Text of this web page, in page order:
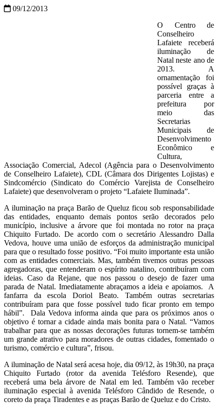
09/12/2013
O Centro de
Conselheiro
Lafaiete receberá
iluminação de
Natal neste ano de
2013. A
ornamentação foi
possível graças à
parceria entre a
prefeitura por
meio das
Secretarias
Municipais de
Desenvolvimento
Econômico e
Cultura,
Associação Comercial, Adecol (Agência para o Desenvolvimento
de Conselheiro Lafaiete), CDL (Câmara dos Dirigentes Lojistas) e
Sindcomércio (Sindicato do Comércio Varejista de Conselheiro
Lafaiete) que desenvolveram o projeto “Lafaiete Iluminada”.
A iluminação na praça Barão de Queluz ficou sob responsabilidade
das entidades, enquanto demais pontos serão decorados pelo
município, inclusive a árvore que foi montada no rotor na praça
Chiquito Furtado. De acordo com o secretário Alessandro Dalla
Vedova, houve uma união de esforços da administração municipal
para que o resultado fosse positivo. “Foi muito importante esta união
com as entidades comerciais. Mas, também tivemos outras pessoas
agregadoras, que entenderam o espírito natalino, contribuíram com
ideias. Caso da Rejane, que nos passou o desejo de fazer uma
parada de Natal. Imediatamente abraçamos a ideia e apoiamos. A
fanfarra da escola Doriol Beato. Também outras secretarias
contribuíram para que fosse possível tudo ficar pronto em tempo
hábil”. Dala Vedova informa ainda que para os próximos anos o
objetivo é tornar a cidade ainda mais bonita para o Natal. “Vamos
trabalhar para que as nossas decorações futuras tornem-se também
um grande atrativo para moradores de outras cidades, fomentado o
turismo, comércio e cultura”, frisou.
A iluminação de Natal será acesa hoje, dia 09/12, às 19h30, na praça
Chiquito Furtado (rotor da avenida Telésforo Resende), que
receberá uma bela árvore de Natal em led. Também vão receber
iluminação especial à avenida Telésforo Cândido de Resende, o
coreto da praça Tiradentes e as praças Barão de Queluz e do Cristo.